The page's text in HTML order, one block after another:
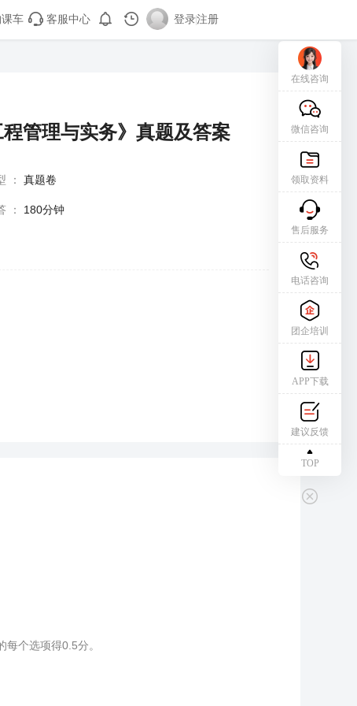
课车 客服中心 登录|注册
管理与实务》真题及答案
： 真题卷
： 180分钟
个选项得0.5分。
在线咨询
微信咨询
领取资料
售后服务
电话咨询
团企培训
APP下载
建议反馈
TOP